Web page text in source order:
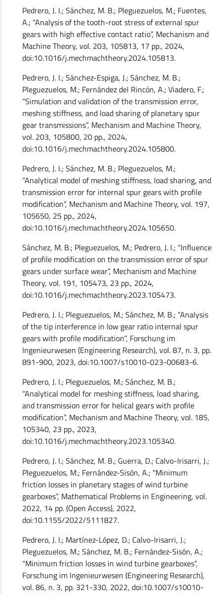
Pedrero, J. I.; Sánchez, M. B.; Pleguezuelos, M.; Fuentes,
A.; “Analysis of the tooth-root stress of external spur
gears with high effective contact ratio”, Mechanism and
Machine Theory, vol. 203, 105813, 17 pp., 2024,
doi:10.1016/j.mechmachtheory.2024.105813.
Pedrero, J. I.; Sánchez-Espiga, J.; Sánchez, M. B.;
Pleguezuelos, M.; Fernández del Rincón, A.; Viadero, F.;
“Simulation and validation of the transmission error,
meshing stiffness, and load sharing of planetary spur
gear transmissions”, Mechanism and Machine Theory,
vol. 203, 105800, 20 pp., 2024,
doi:10.1016/j.mechmachtheory.2024.105800.
Pedrero, J. I.; Sánchez, M. B.; Pleguezuelos, M.;
“Analytical model of meshing stiffness, load sharing, and
transmission error for internal spur gears with profile
modification”, Mechanism and Machine Theory, vol. 197,
105650, 25 pp., 2024,
doi:10.1016/j.mechmachtheory.2024.105650.
Sánchez, M. B.; Pleguezuelos, M.; Pedrero, J. I.; “Influence
of profile modification on the transmission error of spur
gears under surface wear”, Mechanism and Machine
Theory, vol. 191, 105473, 23 pp., 2024,
doi:10.1016/j.mechmachtheory.2023.105473.
Pedrero, J. I.; Pleguezuelos, M.; Sánchez, M. B.; “Analysis
of the tip interference in low gear ratio internal spur
gears with profile modification”, Forschung im
Ingenieurwesen (Engineering Research), vol. 87, n. 3, pp.
891-900, 2023, doi:10.1007/s10010-023-00683-6.
Pedrero, J. I.; Pleguezuelos, M.; Sánchez, M. B.;
“Analytical model for meshing stiffness, load sharing,
and transmission error for helical gears with profile
modification”, Mechanism and Machine Theory, vol. 185,
105340, 23 pp., 2023,
doi:10.1016/j.mechmachtheory.2023.105340.
Pedrero, J. I.; Sánchez, M. B.; Guerra, D.; Calvo-Irisarri, J.;
Pleguezuelos, M.; Fernández-Sisón, A.; “Minimum
friction losses in planetary stages of wind turbine
gearboxes”, Mathematical Problems in Engineering, vol.
2022, 14 pp. (Open Access), 2022,
doi:10.1155/2022/5111827.
Pedrero, J. I.; Martínez-López, D.; Calvo-Irisarri, J.;
Pleguezuelos, M.; Sánchez, M. B.; Fernández-Sisón, A.;
“Minimum friction losses in wind turbine gearboxes”,
Forschung im Ingenieurwesen (Engineering Research),
vol. 86, n. 3, pp. 321-330, 2022, doi:10.1007/s10010-